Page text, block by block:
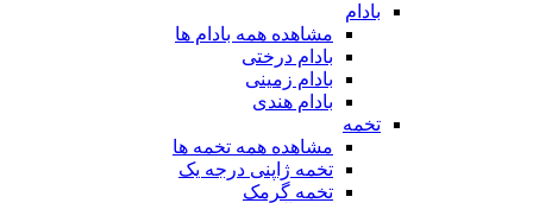
بادام
مشاهده همه بادام ها
بادام درختی
بادام زمینی
بادام هندی
تخمه
مشاهده همه تخمه ها
تخمه ژاپنی درجه یک
تخمه گرمک